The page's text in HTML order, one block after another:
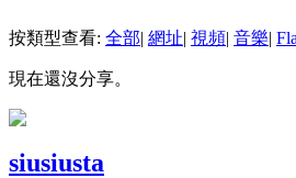
按類型查看: 全部| 網址| 視頻| 音樂|
現在還沒分享。
siusiusta